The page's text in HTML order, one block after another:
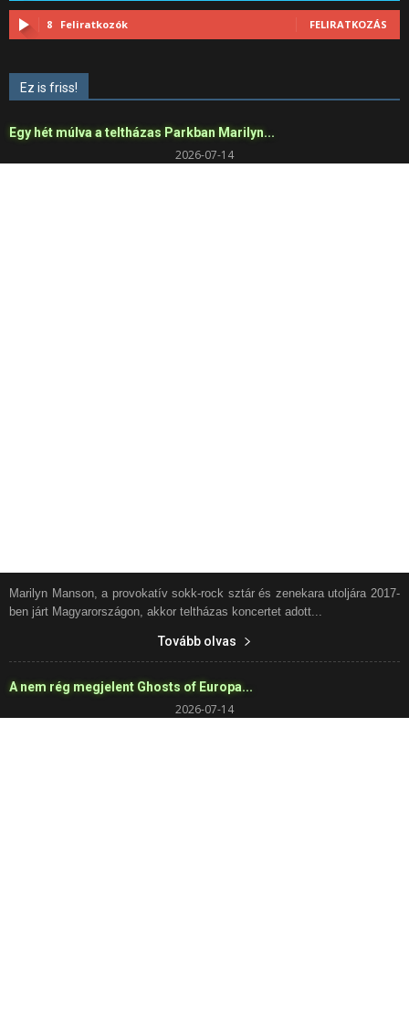
8 Feliratkozók FELIRATKOZÁS
Ez is friss!
Egy hét múlva a teltházas Parkban Marilyn...
2026-07-14
Marilyn Manson, a provokatív sokk-rock sztár és zenekara utoljára 2017-
ben járt Magyarországon, akkor teltházas koncertet adott...
Tovább olvas
A nem rég megjelent Ghosts of Europa...
2026-07-14